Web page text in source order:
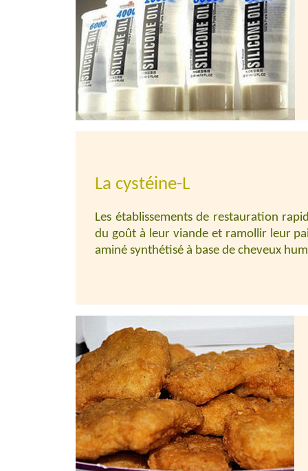
La cystéine-L
Les établissements de restauration
du goût à leur viande et ramollir leur
aminé synthétisé à base de cheveux